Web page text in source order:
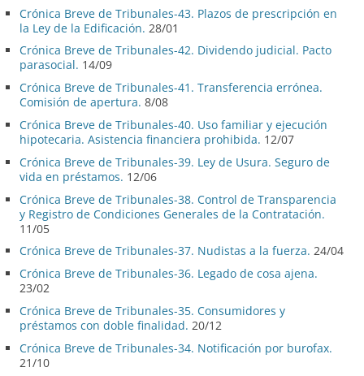
Crónica Breve de Tribunales-43. Plazos de prescripción en
la Ley de la Edificación. 28/01
Crónica Breve de Tribunales-42. Dividendo judicial. Pacto
parasocial. 14/09
Crónica Breve de Tribunales-41. Transferencia errónea.
Comisión de apertura. 8/08
Crónica Breve de Tribunales-40. Uso familiar y ejecución
hipotecaria. Asistencia financiera prohibida. 12/07
Crónica Breve de Tribunales-39. Ley de Usura. Seguro de
vida en préstamos. 12/06
Crónica Breve de Tribunales-38. Control de Transparencia
y Registro de Condiciones Generales de la Contratación.
11/05
Crónica Breve de Tribunales-37. Nudistas a la fuerza. 24/04
Crónica Breve de Tribunales-36. Legado de cosa ajena.
23/02
Crónica Breve de Tribunales-35. Consumidores y
préstamos con doble finalidad. 20/12
Crónica Breve de Tribunales-34. Notificación por burofax.
21/10